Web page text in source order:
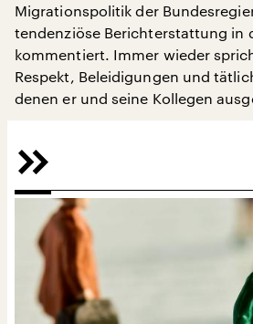
Migrationspolitik der
tendenziöse Berichterstattung in
kommentiert. Immer wieder
Respekt, Beleidigungen und
denen er und seine Kollegen